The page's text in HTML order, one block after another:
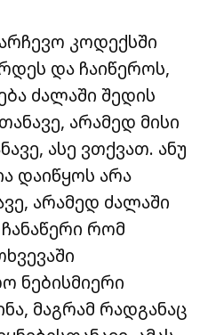
კოდექსში
და ჩაიწეროს,
ძალაში შედის
არამედ მისი
ასე ვთქვათ. ანუ
დაიწყოს არა
არამედ ძალაში
რომ
ნებისმიერი
მაგრამ რადგანაც